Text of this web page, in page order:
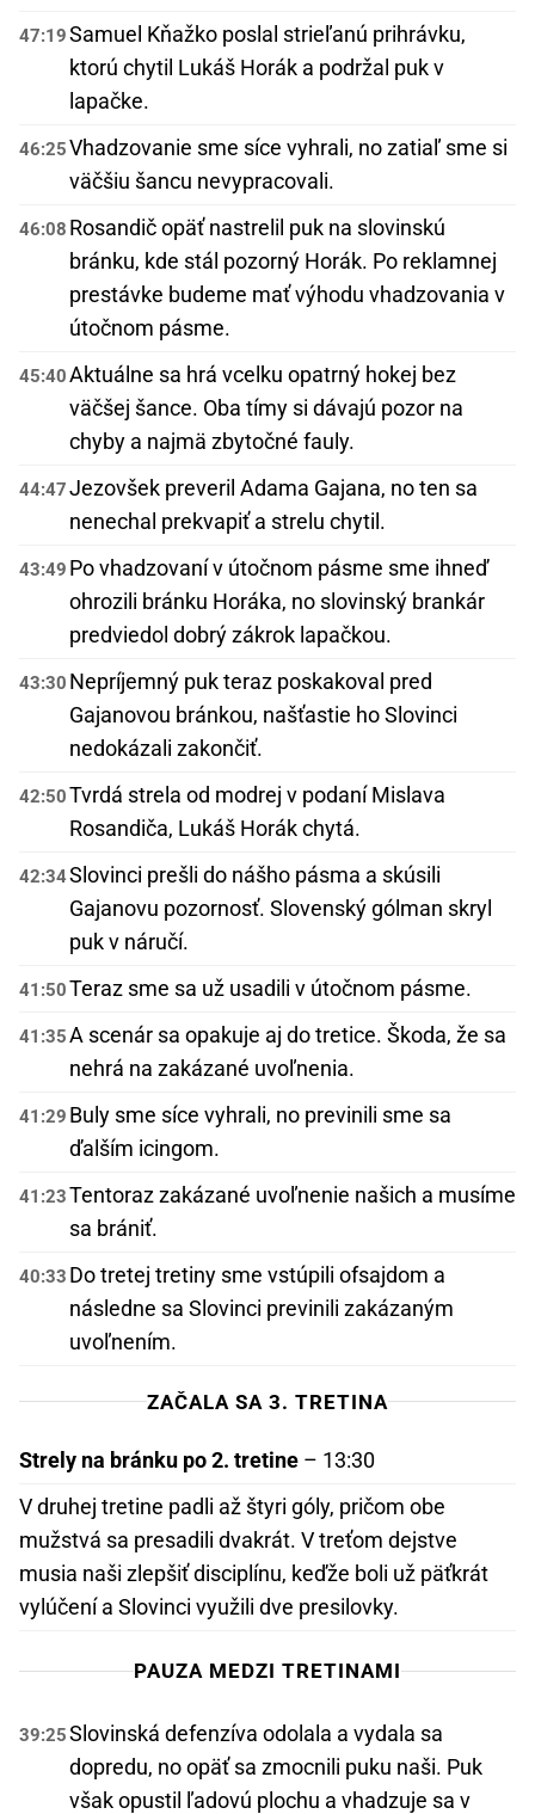
47:19Samuel Kňažko poslal strieľanú prihrávku,
ktorú chytil Lukáš Horák a podržal puk v
lapačke.
46:25Vhadzovanie sme síce vyhrali, no zatiaľ sme si
väčšiu šancu nevypracovali.
46:08 Rosandič opäť nastrelil puk na slovinskú
bránku, kde stál pozorný Horák. Po reklamnej
prestávke budeme mať výhodu vhadzovania v
útočnom pásme.
45:40Aktuálne sa hrá vcelku opatrný hokej bez
väčšej šance. Oba tímy si dávajú pozor na
chyby a najmä zbytočné fauly.
44:47Jezovšek preveril Adama Gajana, no ten sa
nenechal prekvapiť a strelu chytil.
43:49 Po vhadzovaní v útočnom pásme sme ihneď
ohrozili bránku Horáka, no slovinský brankár
predviedol dobrý zákrok lapačkou.
43:30 Nepríjemný puk teraz poskakoval pred
Gajanovou bránkou, našťastie ho Slovinci
nedokázali zakončiť.
42:50Tvrdá strela od modrej v podaní Mislava
Rosandiča, Lukáš Horák chytá.
42:34Slovinci prešli do nášho pásma a skúsili
Gajanovu pozornosť. Slovenský gólman skryl
puk v náručí.
41:50Teraz sme sa už usadili v útočnom pásme.
41:35A scenár sa opakuje aj do tretice. Škoda, že sa
nehrá na zakázané uvoľnenia.
41:29 Buly sme síce vyhrali, no previnili sme sa
ďalším icingom.
41:23Tentoraz zakázané uvoľnenie našich a musíme
sa brániť.
40:33 Do tretej tretiny sme vstúpili ofsajdom a
následne sa Slovinci previnili zakázaným
uvoľnením.
ZAČALA SA 3. TRETINA
Strely na bránku po 2. tretine – 13:30
V druhej tretine padli až štyri góly, pričom obe
mužstvá sa presadili dvakrát. V treťom dejstve
musia naši zlepšiť disciplínu, keďže boli už päťkrát
vylúčení a Slovinci využili dve presilovky.
PAUZA MEDZI TRETINAMI
39:25Slovinská defenzíva odolala a vydala sa
dopredu, no opäť sa zmocnili puku naši. Puk
však opustil ľadovú plochu a vhadzuje sa v